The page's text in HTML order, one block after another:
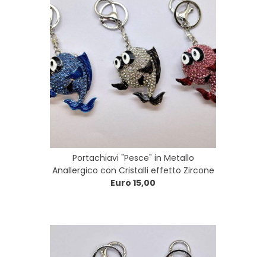
Portachiavi "Pesce" in Metallo
Anallergico con Cristalli effetto Zircone
Euro 15,00